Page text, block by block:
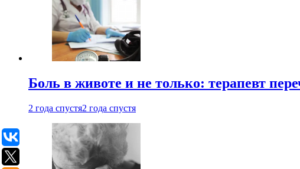
Боль в животе и не только: терапевт
2 года спустя2 года спустя